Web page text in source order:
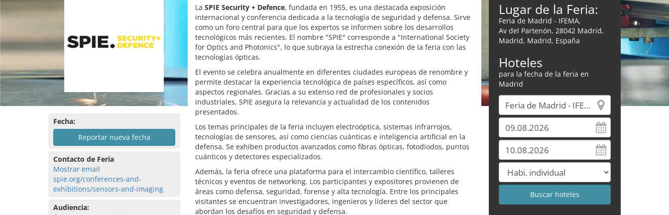
Fecha:
Reportar nueva fecha
Contacto de Feria
Mostrar email
spie.org/conferences-and-
exhibitions/sensors-and-imaging
Audiencia:
La SPIE Security + Defence, fundada en 1955, es una destacada exposición
internacional y conferencia dedicada a la tecnología de seguridad y defensa. Sirve
como un foro central para que los expertos se informen sobre los desarrollos
tecnológicos más recientes. El nombre "SPIE" corresponde a "International Society
for Optics and Photonics", lo que subraya la estrecha conexión de la feria con las
tecnologías ópticas.
El evento se celebra anualmente en diferentes ciudades europeas de renombre y
permite destacar la experiencia tecnológica de países específicos, así como
aspectos regionales. Gracias a su extenso red de profesionales y socios
industriales, SPIE asegura la relevancia y actualidad de los contenidos
presentados.
Los temas principales de la feria incluyen electroóptica, sistemas infrarrojos,
tecnologías de sensores, así como ciencias cuánticas e inteligencia artificial en la
defensa. Se exhiben productos avanzados como fibras ópticas, fotodiodos, puntos
cuánticos y detectores especializados.
Además, la feria ofrece una plataforma para el intercambio científico, talleres
técnicos y eventos de networking. Los participantes y expositores provienen de
áreas como defensa, seguridad, forense y alta tecnología. Entre los principales
visitantes se encuentran investigadores, ingenieros y líderes del sector que
abordan los desafíos en seguridad y defensa.
Lugar de la Feria:
Feria de Madrid - IFEMA,
Av del Partenón, 28042 Madrid,
Madrid, Madrid, España
Hoteles
para la fecha de la feria en
Madrid